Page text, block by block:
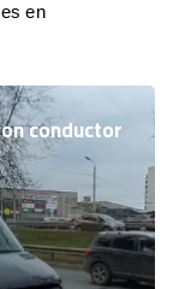
en
conductor